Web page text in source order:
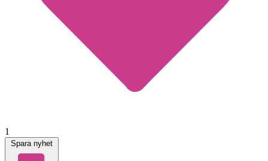
1
Spara nyhet